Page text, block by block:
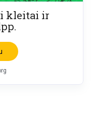
kleitai ir